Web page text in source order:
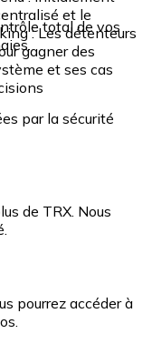
et le
: Les détenteurs
gagner des
et ses cas
total de vos
par la sécurité
de TRX. Nous
pourrez accéder à